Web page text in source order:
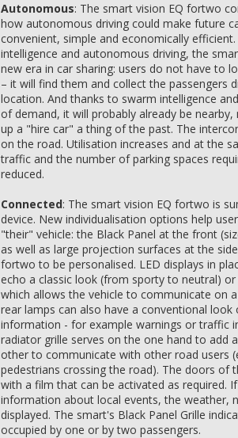
Autonomous: The smart vision EQ fortwo
how autonomous driving could make future
convenient, simple and economically
intelligence and autonomous driving, the
new era in car sharing: users do not have to
– it will find them and collect the passengers
location. And thanks to swarm intelligence
of demand, it will probably already be
up a "hire car" a thing of the past. The
on the road. Utilisation increases and at the
traffic and the number of parking spaces
reduced.
Connected: The smart vision EQ fortwo is
device. New individualisation options help
"their" vehicle: the Black Panel at the front
as well as large projection surfaces at the
fortwo to be personalised. LED displays in
echo a classic look (from sporty to neutral)
which allows the vehicle to communicate on
rear lamps can also have a conventional look
information - for example warnings or traffic
radiator grille serves on the one hand to add
other to communicate with other road users
pedestrians crossing the road). The doors of
with a film that can be activated as required.
information about local events, the weather,
displayed. The smart's Black Panel Grille
occupied by one or by two passengers.